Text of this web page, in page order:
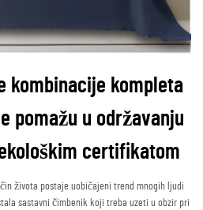
kombinacije kompleta
pomažu u održavanju
certifikatom
života postaje uobičajeni trend mnogih ljudi
sastavni čimbenik koji treba uzeti u obzir pri